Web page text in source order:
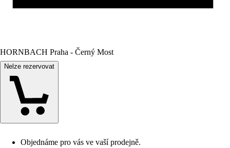
HORNBACH Praha - Černý Most
Nelze rezervovat
Objednáme pro vás ve vaší prodejně.